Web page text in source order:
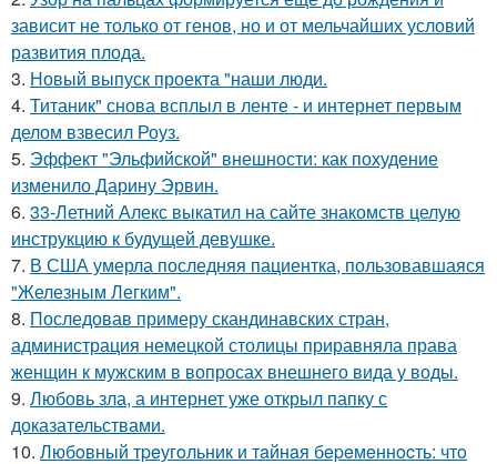
зависит не только от генов, но и от мельчайших условий
развития плода.
3. Новый выпуск проекта "наши люди.
4. Титаник" снова всплыл в ленте - и интернет первым
делом взвесил Роуз.
5. Эффект "Эльфийской" внешности: как похудение
изменило Дарину Эрвин.
6. 33-Летний Алекс выкатил на сайте знакомств целую
инструкцию к будущей девушке.
7. В США умерла последняя пациентка, пользовавшаяся
"Железным Легким".
8. Последовав примеру скандинавских стран,
администрация немецкой столицы приравняла права
женщин к мужским в вопросах внешнего вида у воды.
9. Любовь зла, а интернет уже открыл папку с
доказательствами.
10. Любoвный тpeугoльник и тaйнaя бepeмeннocть: чтo